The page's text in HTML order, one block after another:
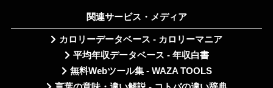
関連サービス・メディア
カロリーデータベース - カロリーマニア
平均年収データベース - 年収白書
無料Webツール集 - WAZA TOOLS